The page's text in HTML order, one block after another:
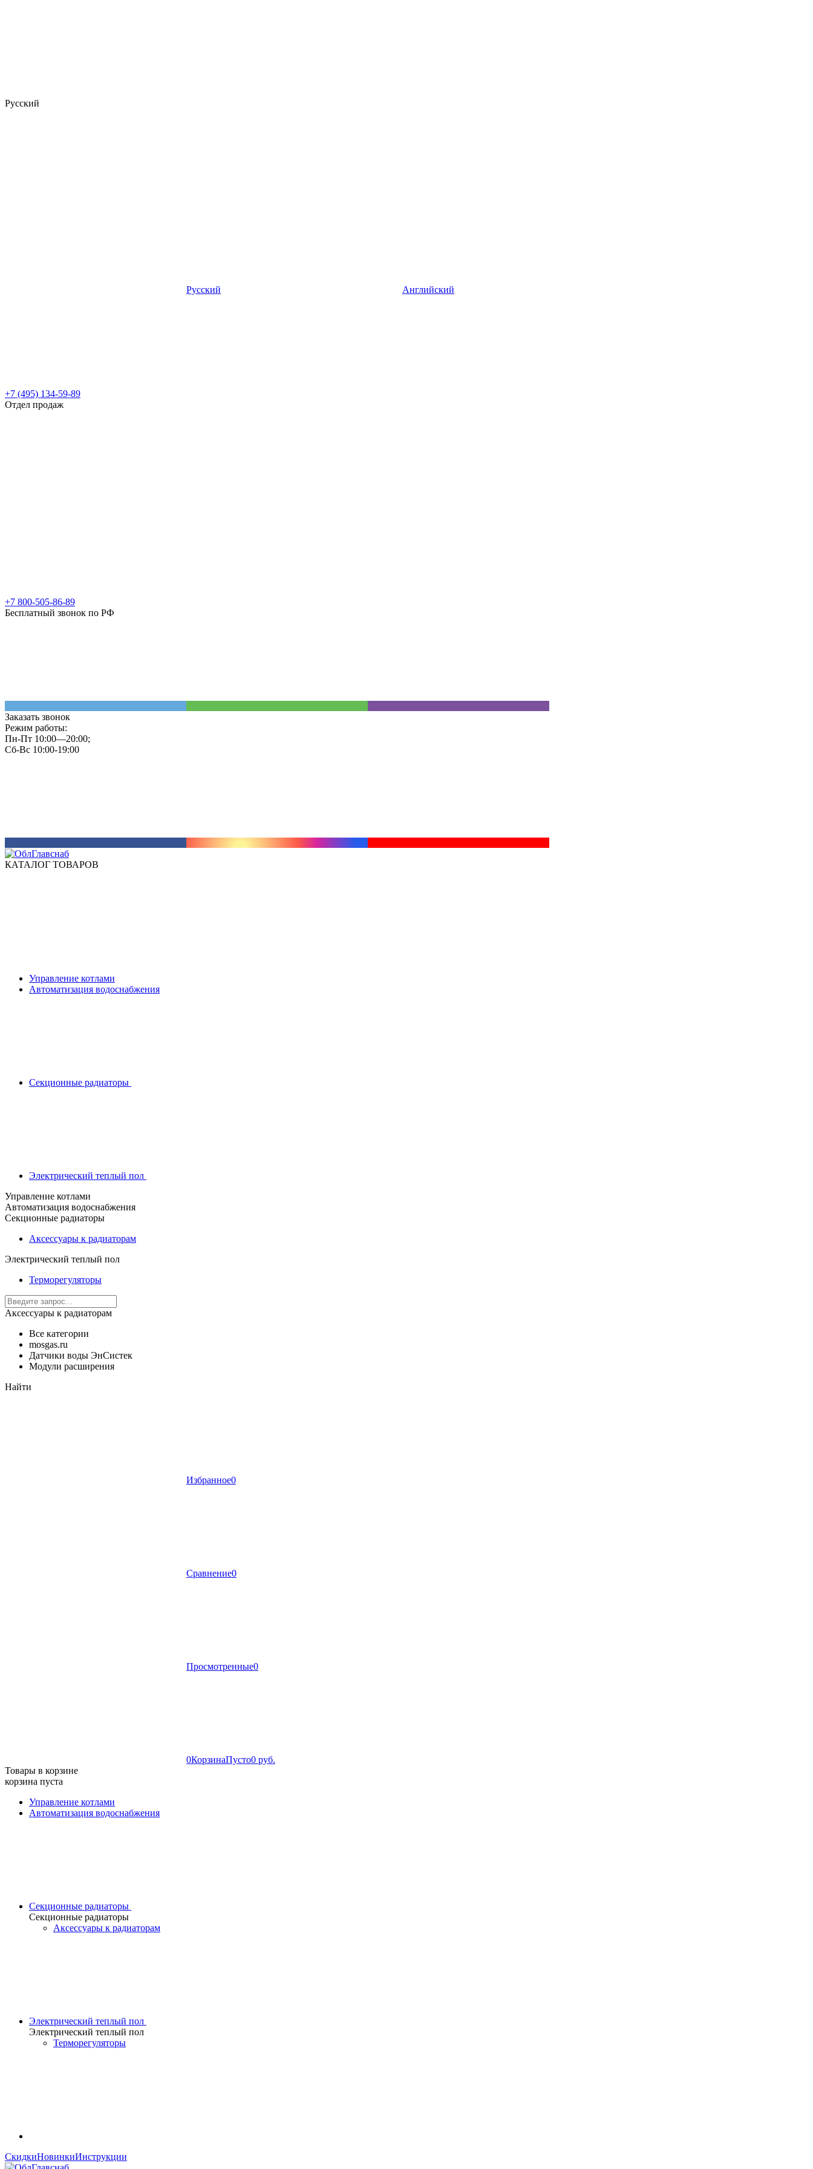
Русский
Русский Английский
+7 (495) 134-59-89
Отдел продаж
+7 800-505-86-89
Бесплатный звонок по РФ
Заказать звонок
Режим работы:
Пн-Пт 10:00—20:00;
Сб-Вс 10:00-19:00
КАТАЛОГ ТОВАРОВ
Управление котлами
Автоматизация водоснабжения
Секционные радиаторы
Электрический теплый пол
Управление котлами
Автоматизация водоснабжения
Секционные радиаторы
Аксессуары к радиаторам
Электрический теплый пол
Терморегуляторы
Аксессуары к радиаторам
Все категории
mosgas.ru
Датчики воды ЭнСистек
Модули расширения
Найти
Избранное0
Сравнение0
Просмотренные0
0КорзинаПусто0 руб.
Товары в корзине
корзина пуста
Управление котлами
Автоматизация водоснабжения
Секционные радиаторы
Секционные радиаторы
Аксессуары к радиаторам
Электрический теплый пол
Электрический теплый пол
Терморегуляторы
СкидкиНовинкиИнструкции